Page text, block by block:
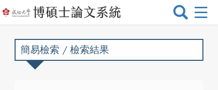
選
換
簡易檢索 / 檢索結果